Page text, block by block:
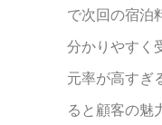
で次回の宿泊
分かりやすく
元率が高すぎ
ると顧客の魅